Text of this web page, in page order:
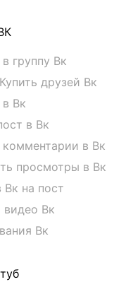
группу Вк
Купить друзей Вк
в Вк
в Вк
комментарии в Вк
просмотры в Вк
на пост
видео Вк
Вк